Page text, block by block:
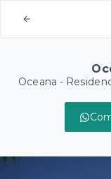
Oceana -